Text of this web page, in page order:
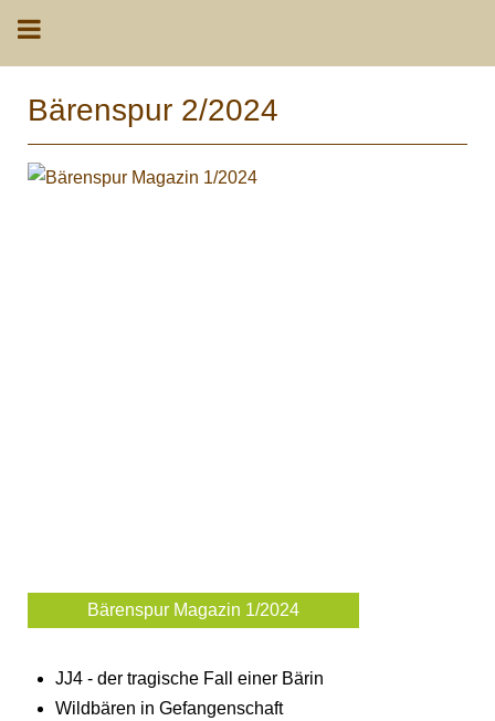
Bärenspur 2/2024
Bärenspur Magazin 1/2024
JJ4 - der tragische Fall einer Bärin
Wildbären in Gefangenschaft